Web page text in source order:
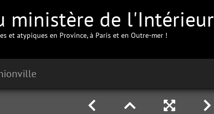
ministère de l'Intérieur
et atypiques en Province, à Paris et en Outre-mer !